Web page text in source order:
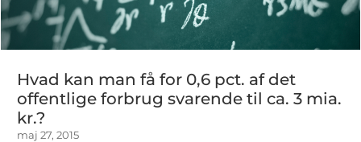
Hvad kan man få for 0,6 pct. af det
offentlige forbrug svarende til ca. 3 mia.
kr.?
maj 27, 2015